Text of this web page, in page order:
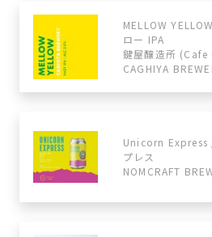
MELLOW
ロー IPA
鍵屋醸造所 (Cafe
CAGHIYA
Unicorn Express
プレス
NOMCRAFT